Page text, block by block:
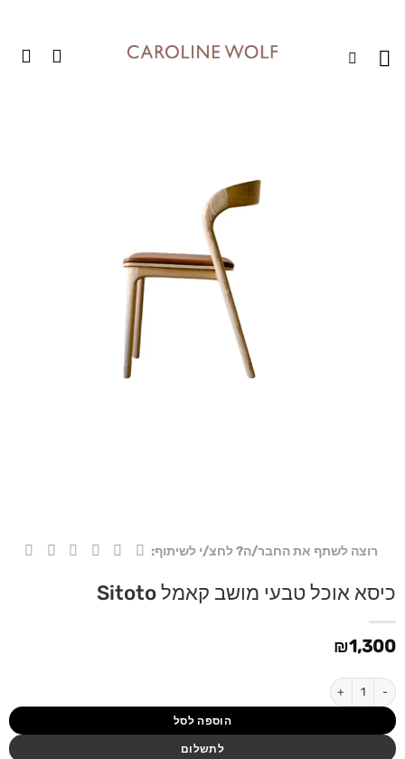
רוצה לשתף את החבר/ה? לחצ/י לשיתוף:
כיסא אוכל טבעי מושב קאמל Sitoto
₪1,300
כמות של כיסא אוכל טבעי מושב קאמל Sitoto
הוספה לסל
לתשלום